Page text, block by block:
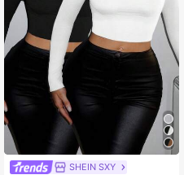
SHEIN SXY